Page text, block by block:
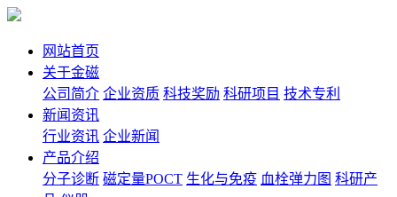
网站首页
关于金磁
公司简介 企业资质 科技奖励 科研项目 技术专利
新闻资讯
行业资讯 企业新闻
产品介绍
分子诊断 磁定量POCT 生化与免疫 血栓弹力图 科研产